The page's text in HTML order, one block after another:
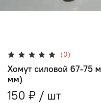
(0)
Хомут силовой 67-75
мм)
150 ₽